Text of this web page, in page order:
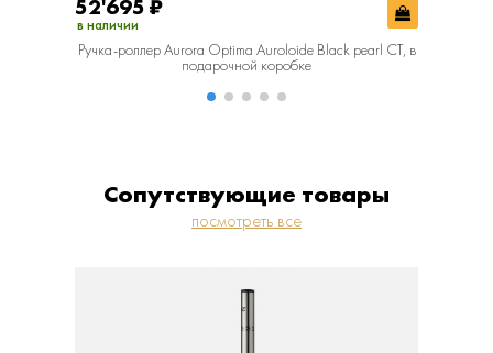
52'695 ₽
в наличии
Ручка-роллер Aurora Optima Auroloide Black pearl CT, в
подарочной коробке
Сопутствующие товары
посмотреть все